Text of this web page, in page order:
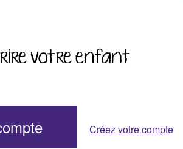
votre enfant
Créez votre compte